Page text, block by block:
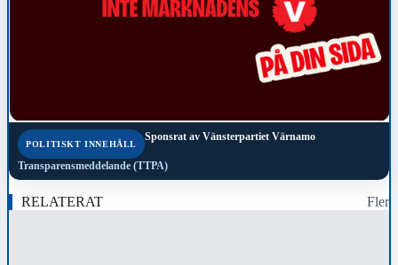
POLITISKT INNEHÅLL
Sponsrat av Vänsterpartiet Värnamo
Transparensmeddelande (TTPA)
RELATERAT Fler